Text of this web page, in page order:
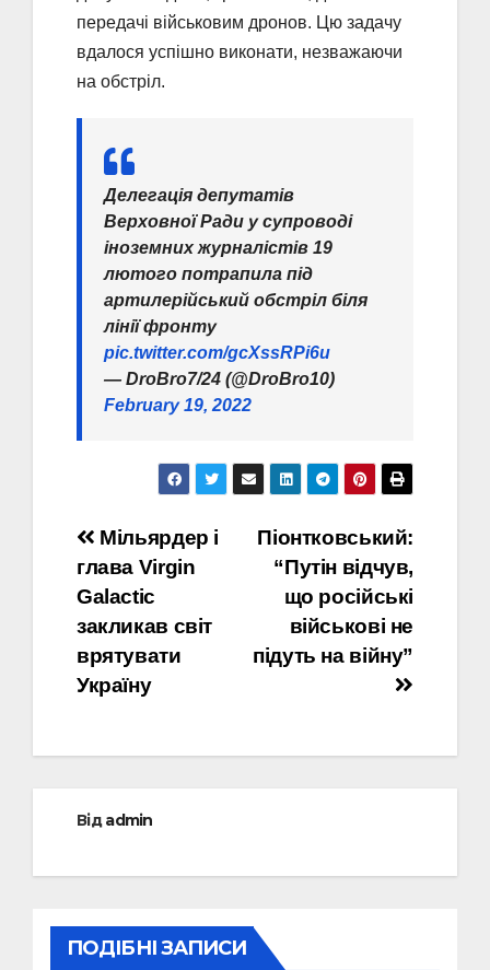
передачі військовим дронов. Цю задачу
вдалося успішно виконати, незважаючи
на обстріл.
Делегація депутатів
Верховної Ради у супроводі
іноземних журналістів 19
лютого потрапила під
артилерійський обстріл біля
лінії фронту
pic.twitter.com/gcXssRPi6u
— DroBro7/24 (@DroBro10)
February 19, 2022
Навігація
записів
Піонтковський:
“Путін відчув,
що російські
військові не
підуть на війну”
Мільярдер і
глава Virgin
Galactic
закликав світ
врятувати
Україну
Відadmin
ПОДІБНІ ЗАПИСИ